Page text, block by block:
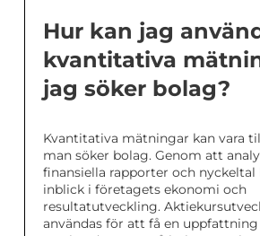
Hur kan jag
kvantitativa
jag söker bolag?
Kvantitativa mätningar kan vara
man söker bolag. Genom att
finansiella rapporter och nyckeltal
inblick i företagets ekonomi och
resultatutveckling.
användas för att få en